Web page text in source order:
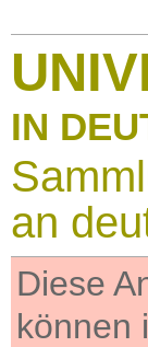
IN
an
Diese
können